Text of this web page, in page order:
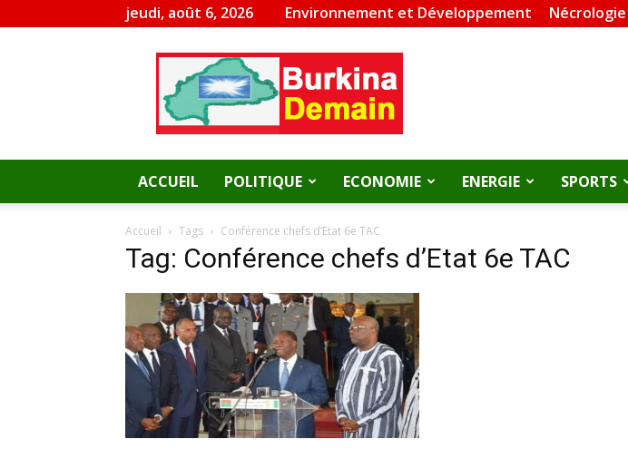
jeudi, août 6, 2026 Environnement et Développement Nécrologie
Burkina
Demain
ACCUEIL POLITIQUE ECONOMIE ENERGIE SPORTS
Accueil Tags Conférence chefs d’Etat 6e TAC
Tag: Conférence chefs d’Etat 6e TAC